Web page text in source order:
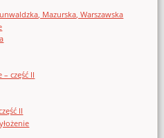
Mazurska, Warszawska
część II
II